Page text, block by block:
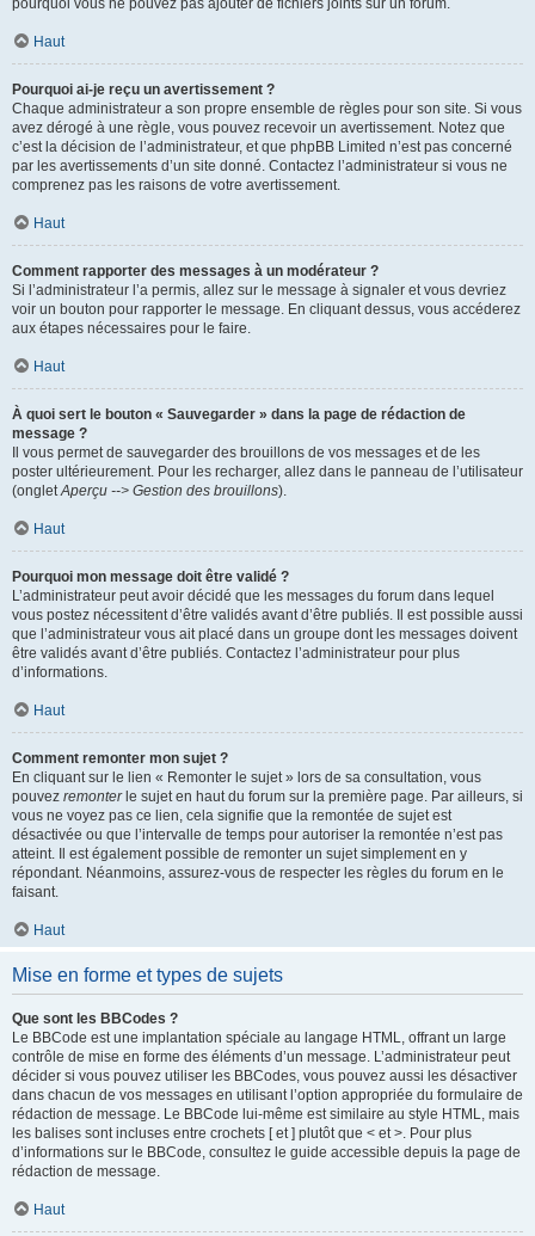
pourquoi vous ne pouvez pas ajouter de fichiers joints sur un forum.
Haut
Pourquoi ai-je reçu un avertissement ?
Chaque administrateur a son propre ensemble de règles pour son site. Si vous
avez dérogé à une règle, vous pouvez recevoir un avertissement. Notez que
c’est la décision de l’administrateur, et que phpBB Limited n’est pas concerné
par les avertissements d’un site donné. Contactez l’administrateur si vous ne
comprenez pas les raisons de votre avertissement.
Haut
Comment rapporter des messages à un modérateur ?
Si l’administrateur l’a permis, allez sur le message à signaler et vous devriez
voir un bouton pour rapporter le message. En cliquant dessus, vous accéderez
aux étapes nécessaires pour le faire.
Haut
À quoi sert le bouton « Sauvegarder » dans la page de rédaction de
message ?
Il vous permet de sauvegarder des brouillons de vos messages et de les
poster ultérieurement. Pour les recharger, allez dans le panneau de l’utilisateur
(ongletAperçu --> Gestion des brouillons).
Haut
Pourquoi mon message doit être validé ?
L’administrateur peut avoir décidé que les messages du forum dans lequel
vous postez nécessitent d’être validés avant d’être publiés. Il est possible aussi
que l’administrateur vous ait placé dans un groupe dont les messages doivent
être validés avant d’être publiés. Contactez l’administrateur pour plus
d’informations.
Haut
Comment remonter mon sujet ?
En cliquant sur le lien « Remonter le sujet » lors de sa consultation, vous
pouvez remonterle sujet en haut du forum sur la première page. Par ailleurs, si
vous ne voyez pas ce lien, cela signifie que la remontée de sujet est
désactivée ou que l’intervalle de temps pour autoriser la remontée n’est pas
atteint. Il est également possible de remonter un sujet simplement en y
répondant. Néanmoins, assurez-vous de respecter les règles du forum en le
faisant.
Haut
Mise en forme et types de sujets
Que sont les BBCodes ?
Le BBCode est une implantation spéciale au langage HTML, offrant un large
contrôle de mise en forme des éléments d’un message. L’administrateur peut
décider si vous pouvez utiliser les BBCodes, vous pouvez aussi les désactiver
dans chacun de vos messages en utilisant l’option appropriée du formulaire de
rédaction de message. Le BBCode lui-même est similaire au style HTML, mais
les balises sont incluses entre crochets [ et ] plutôt que < et >. Pour plus
d’informations sur le BBCode, consultez le guide accessible depuis la page de
rédaction de message.
Haut